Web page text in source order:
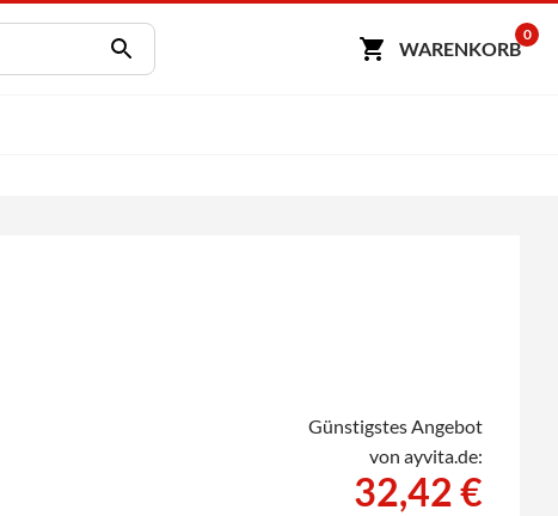
WARENKORB
0
Günstigstes Angebot
von ayvita.de:
32,42 €